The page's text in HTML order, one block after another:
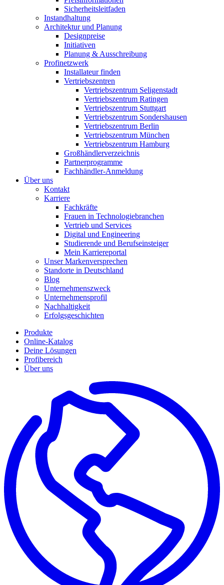
Sicherheitsleitfaden
Instandhaltung
Architektur und Planung
Designpreise
Initiativen
Planung & Ausschreibung
Profinetzwerk
Installateur finden
Vertriebszentren
Vertriebszentrum Seligenstadt
Vertriebszentrum Ratingen
Vertriebszentrum Stuttgart
Vertriebszentrum Sondershausen
Vertriebszentrum Berlin
Vertriebszentrum München
Vertriebszentrum Hamburg
Großhändlerverzeichnis
Partnerprogramme
Fachhändler-Anmeldung
Über uns
Kontakt
Karriere
Fachkräfte
Frauen in Technologiebranchen
Vertrieb und Services
Digital und Engineering
Studierende und Berufseinsteiger
Mein Karriereportal
Unser Markenversprechen
Standorte in Deutschland
Blog
Unternehmenszweck
Unternehmensprofil
Nachhaltigkeit
Erfolgsgeschichten
Produkte
Online-Katalog
Deine Lösungen
Profibereich
Über uns